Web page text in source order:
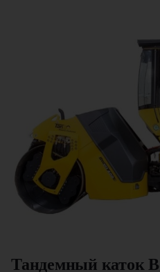
Тандемный каток